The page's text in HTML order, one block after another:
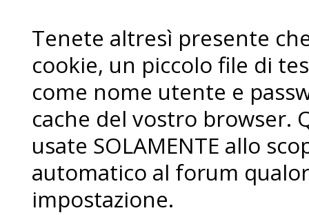
Tenete altresì presente
cookie, un piccolo file di
come nome utente e
cache del vostro browser.
usate SOLAMENTE allo
automatico al forum
impostazione.